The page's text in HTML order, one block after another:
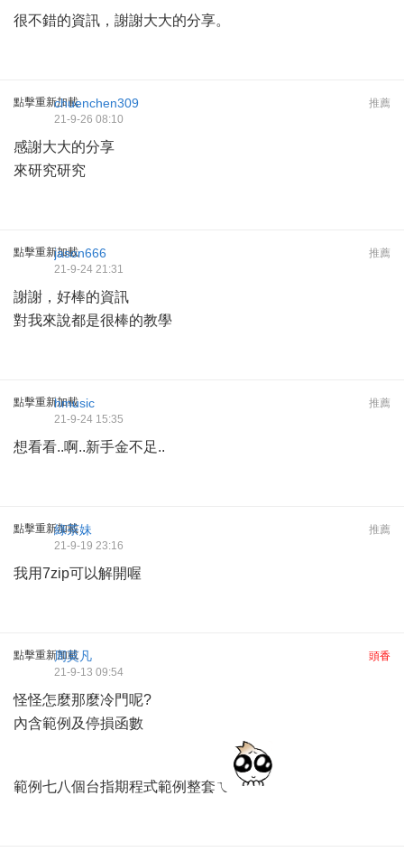
很不錯的資訊，謝謝大大的分享。
點擊重新加載 推薦
chuenchen309
21-9-26 08:10
感謝大大的分享
來研究研究
點擊重新加載 推薦
jason666
21-9-24 21:31
謝謝，好棒的資訊
對我來說都是很棒的教學
點擊重新加載 推薦
hmusic
21-9-24 15:35
想看看..啊..新手金不足..
點擊重新加載 推薦
綠茶妹
21-9-19 23:16
我用7zip可以解開喔
點擊重新加載 頭香
周莫凡
21-9-13 09:54
怪怪怎麼那麼冷門呢?
內含範例及停損函數
範例七八個台指期程式範例整套ㄟ